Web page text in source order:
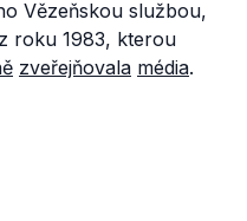
Vězeňskou službou,
roku 1983, kterou
zveřejňovala média.